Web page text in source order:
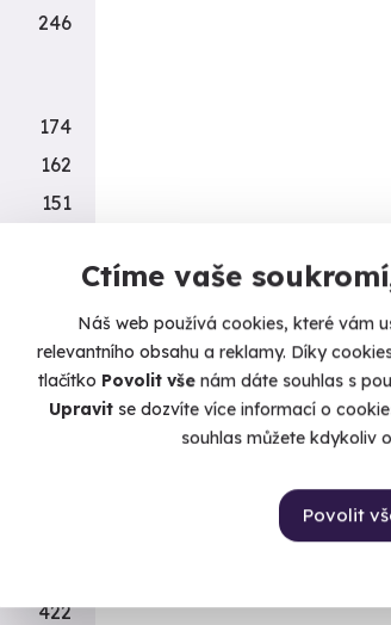
Ctíme vaše
Náš web používá cookies, které vám
relevantního obsahu a reklamy. Díky
tlačítko Povolit vše nám dáte souhlas s
Upravitse dozvíte více informací o
souhlas můžete kdykoliv
Povolit
246
174
162
151
453
378
245
422